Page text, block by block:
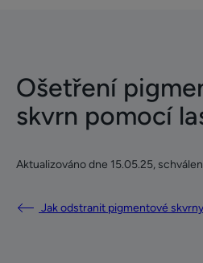
Ošetření
skvrn pomocí
Aktualizováno dne 15.05.25,
Jak odstranit pigmentové